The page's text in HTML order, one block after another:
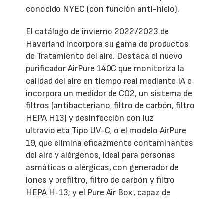
conocido NYEC (con función anti-hielo).
El catálogo de invierno 2022/2023 de
Haverland incorpora su gama de productos
de Tratamiento del aire. Destaca el nuevo
purificador AirPure 140C que monitoriza la
calidad del aire en tiempo real mediante IA e
incorpora un medidor de CO2, un sistema de
filtros (antibacteriano, filtro de carbón, filtro
HEPA H13) y desinfección con luz
ultravioleta Tipo UV-C; o el modelo AirPure
19, que elimina eficazmente contaminantes
del aire y alérgenos, ideal para personas
asmáticas o alérgicas, con generador de
iones y prefiltro, filtro de carbón y filtro
HEPA H-13; y el Pure Air Box, capaz de